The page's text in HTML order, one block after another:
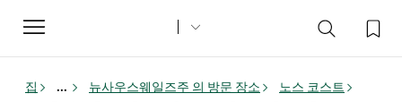
Toggle
navigation
집 ... 뉴사우스웨일즈주 의 방문 장소
노스 코스트